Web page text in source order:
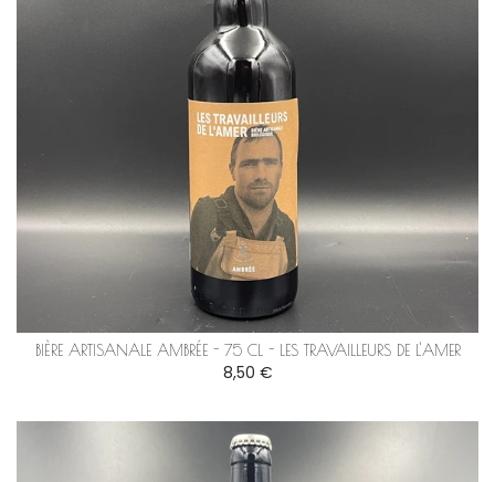
BIÈRE ARTISANALE AMBRÉE - 75 CL - LES TRAVAILLEURS DE L'AMER
8,50 €